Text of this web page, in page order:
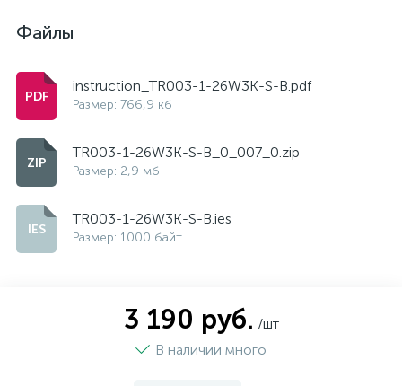
Файлы
instruction_TR003-1-26W3K-S-B.pdf
Размер: 766,9 кб
TR003-1-26W3K-S-B_0_007_0.zip
Размер: 2,9 мб
TR003-1-26W3K-S-B.ies
Размер: 1000 байт
3 190 руб. /шт
В наличии много